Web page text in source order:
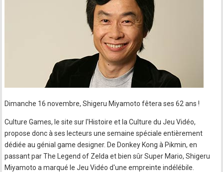
Dimanche 16 novembre, Shigeru Miyamoto fêtera ses 62 ans !
Culture Games, le site sur l'Histoire et la Culture du Jeu Vidéo,
propose donc à ses lecteurs une semaine spéciale entièrement
dédiée au génial game designer. De Donkey Kong à Pikmin, en
passant par The Legend of Zelda et bien sûr Super Mario, Shigeru
Miyamoto a marqué le Jeu Vidéo d'une empreinte indélébile.